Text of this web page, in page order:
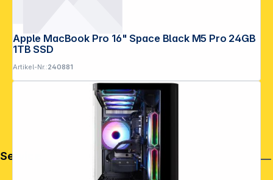
Apple MacBook Pro 16" Space Black M5 Pro 24GB
1TB SSD
Artikel-Nr.:240881
Service